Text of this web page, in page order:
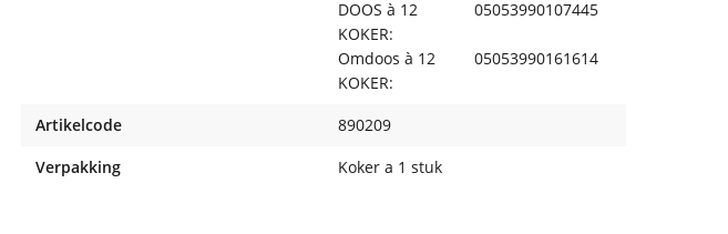
DOOS à 12
KOKER:
05053990107445
Omdoos à 12
KOKER:
05053990161614
Artikelcode
890209
Verpakking
Koker a 1 stuk